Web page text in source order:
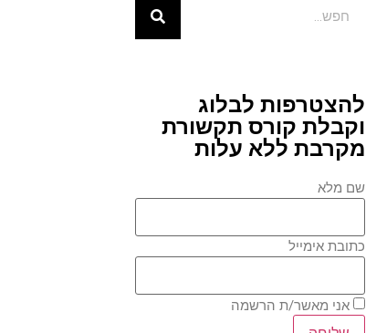
להצטרפות לבלוג
וקבלת קורס תקשורת
מקרבת ללא עלות
שם מלא
כתובת אימייל
אני מאשר/ת הרשמה